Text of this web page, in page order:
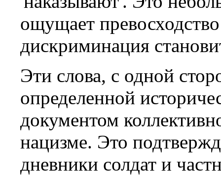
ощущает
дискриминация
Эти слова, с одной
определенной
документом
нацизме. Это
дневники солдат и